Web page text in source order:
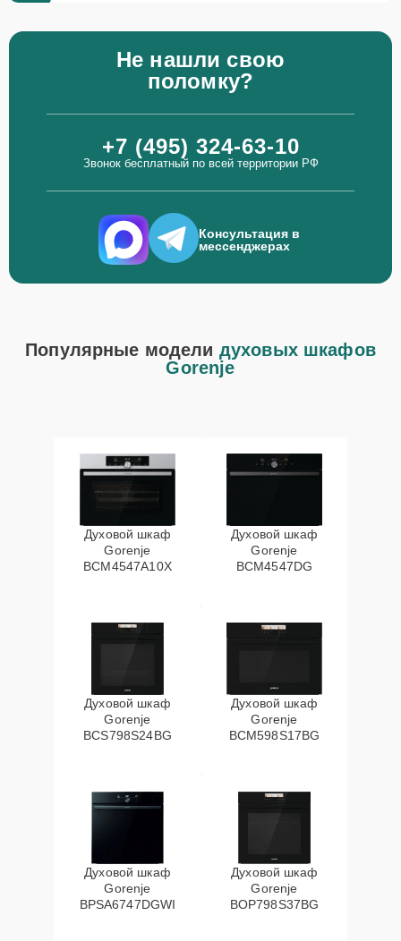
Не нашли свою
поломку?
+7 (495) 324-63-10
Звонок бесплатный по всей территории РФ
Консультация в
мессенджерах
Популярные модели духовых шкафов
Gorenje
Духовой шкаф
Gorenje
BCM4547A10X
Духовой шкаф
Gorenje
BCM4547DG
Духовой шкаф
Gorenje
BCS798S24BG
Духовой шкаф
Gorenje
BCM598S17BG
Духовой шкаф
Gorenje
BPSA6747DGWI
Духовой шкаф
Gorenje
BOP798S37BG